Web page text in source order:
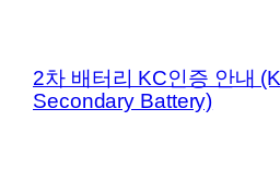
2차 배터리 KC인증 안내
Secondary Battery)